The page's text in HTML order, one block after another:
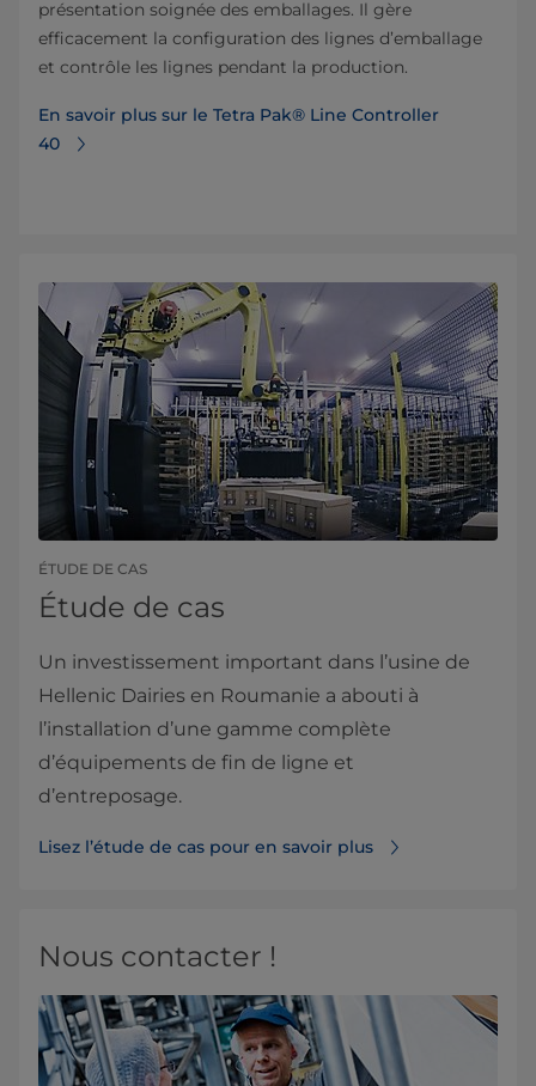
présentation soignée des emballages. Il gère
efficacement la configuration des lignes d’emballage
et contrôle les lignes pendant la production.
En savoir plus sur le Tetra Pak® Line Controller
40
ÉTUDE DE CAS
Étude de cas
Un investissement important dans l’usine de
Hellenic Dairies en Roumanie a abouti à
l’installation d’une gamme complète
d’équipements de fin de ligne et
d’entreposage.
Lisez l’étude de cas pour en savoir plus
Nous contacter !